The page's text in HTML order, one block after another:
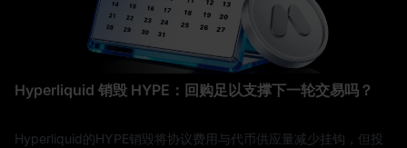
Hyperliquid 销毁 HYPE：回购足以支撑下一轮交易吗？
Hyperliquid的HYPE销毁将协议费用与代币供应量减少挂钩，但投